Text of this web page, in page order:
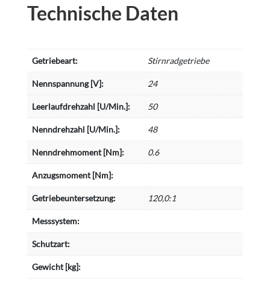
Technische Daten
Getriebeart: Stirnradgetriebe
Nennspannung [V]: 24
Leerlaufdrehzahl [U/Min.]: 50
Nenndrehzahl [U/Min.]: 48
Nenndrehmoment [Nm]: 0.6
Anzugsmoment [Nm]:
Getriebeuntersetzung: 120,0:1
Messsystem:
Schutzart:
Gewicht [kg]: